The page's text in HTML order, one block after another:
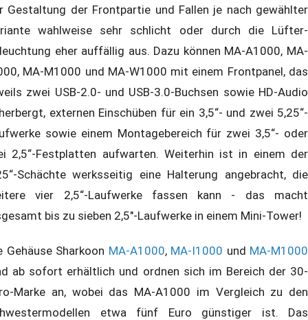
Gestaltung der Frontpartie und Fallen je nach gewählter
wahlweise sehr schlicht oder durch die Lüfter-
eher auffällig aus. Dazu können MA-A1000, MA-
MA-M1000 und MA-W1000 mit einem Frontpanel, das
zwei USB-2.0- und USB-3.0-Buchsen sowie HD-Audio
externen Einschüben für ein 3,5“- und zwei 5,25“-
sowie einem Montagebereich für zwei 3,5“- oder
2,5“-Festplatten aufwarten. Weiterhin ist in einem der
Schächte werksseitig eine Halterung angebracht, die
vier 2,5“-Laufwerke fassen kann - das macht
bis zu sieben 2,5"-Laufwerke in einem Mini-Tower!
Gehäuse Sharkoon MA-A1000, MA-I1000 und MA-M1000
ab sofort erhältlich und ordnen sich im Bereich der 30-
Marke an, wobei das MA-A1000 im Vergleich zu den
etwa fünf Euro günstiger ist. Das